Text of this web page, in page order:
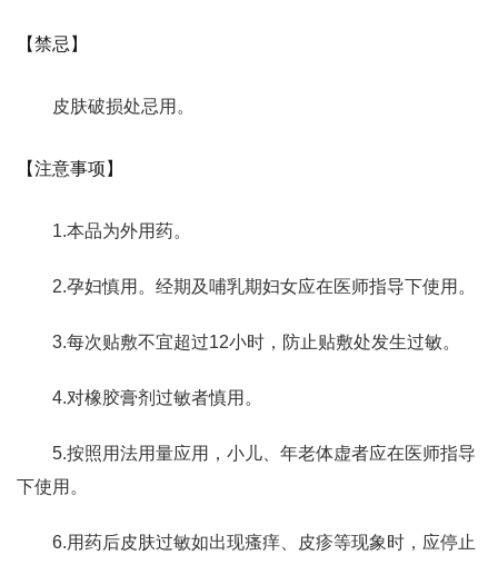
【禁忌】
皮肤破损处忌用。
【注意事项】
1.本品为外用药。
2.孕妇慎用。经期及哺乳期妇女应在医师指导下使用。
3.每次贴敷不宜超过12小时，防止贴敷处发生过敏。
4.对橡胶膏剂过敏者慎用。
5.按照用法用量应用，小儿、年老体虚者应在医师指导
下使用。
6.用药后皮肤过敏如出现瘙痒、皮疹等现象时，应停止